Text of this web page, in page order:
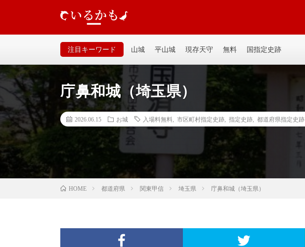
るいサイトなので気軽に見てください。
注目キーワード 山城 平山城 現存天守 無料 国指定史跡
庁鼻和城（埼玉県）
2026.06.15 お城 入場料無料 市区町村指定史跡 指定史跡 都道府県指定史跡
HOME 都道府県 関東甲信 埼玉県 庁鼻和城（埼玉県）